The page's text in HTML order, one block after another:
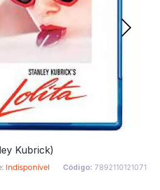
Kubrick)
Indisponível Código: 7892110121071